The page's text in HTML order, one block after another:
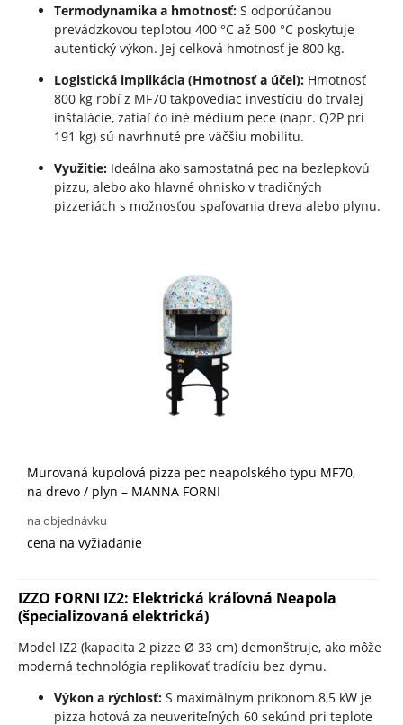
Termodynamika a hmotnosť:S odporúčanou
prevádzkovou teplotou 400 °C až 500 °C poskytuje
autentický výkon. Jej celková hmotnosť je 800 kg.
Logistická implikácia (Hmotnosť a účel):Hmotnosť
800 kg robí z MF70 takpovediac investíciu do trvalej
inštalácie, zatiaľ čo iné médium pece (napr. Q2P pri
191 kg) sú navrhnuté pre väčšiu mobilitu.
Využitie: Ideálna ako samostatná pec na bezlepkovú
pizzu, alebo ako hlavné ohnisko v tradičných
pizzeriách s možnosťou spaľovania dreva alebo plynu.
Murovaná kupolová pizza pec neapolského typu MF70,
na drevo / plyn – MANNA FORNI
na objednávku
cena na vyžiadanie
IZZO FORNI IZ2: Elektrická kráľovná Neapola
(špecializovaná elektrická)
Model IZ2 (kapacita 2 pizze Ø 33 cm) demonštruje, ako môže
moderná technológia replikovať tradíciu bez dymu.
Výkon a rýchlosť:S maximálnym príkonom 8,5 kW je
pizza hotová za neuveriteľných 60 sekúnd pri teplote